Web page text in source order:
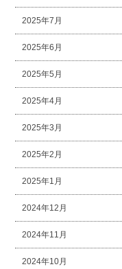
2025年7月
2025年6月
2025年5月
2025年4月
2025年3月
2025年2月
2025年1月
2024年12月
2024年11月
2024年10月